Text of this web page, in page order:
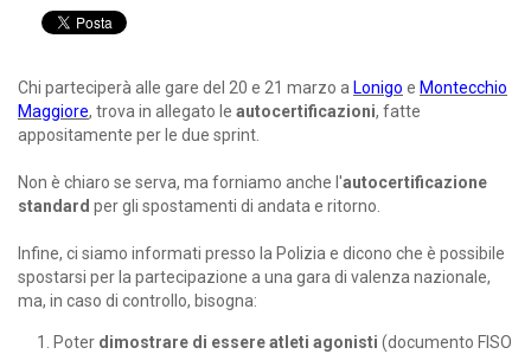
Chi parteciperà alle gare del 20 e 21 marzo a Lonigo e Montecchio
Maggiore, trova in allegato le autocertificazioni, fatte
appositamente per le due sprint.
Non è chiaro se serva, ma forniamo anche l'autocertificazione
standard per gli spostamenti di andata e ritorno.
Infine, ci siamo informati presso la Polizia e dicono che è possibile
spostarsi per la partecipazione a una gara di valenza nazionale,
ma, in caso di controllo, bisogna:
Poter dimostrare di essere atleti agonisti (documento FISO